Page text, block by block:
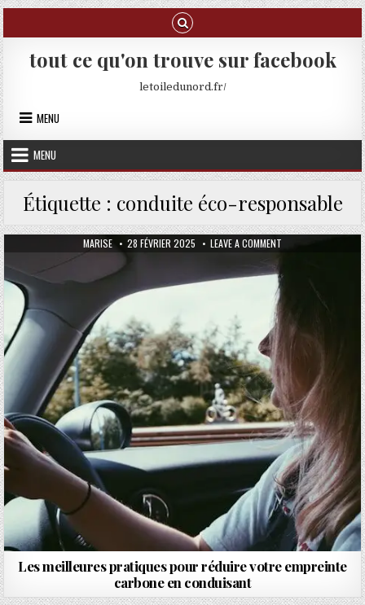
Skip to content
tout ce qu'on trouve sur facebook
letoiledunord.fr/
MENU
MENU
Étiquette : conduite éco-responsable
AUTHOR:
MARISE PUBLISHED DATE:
28 FÉVRIER 2025 LEAVE A COMMENT ON LES
Les meilleures pratiques pour réduire votre empreinte
carbone en conduisant